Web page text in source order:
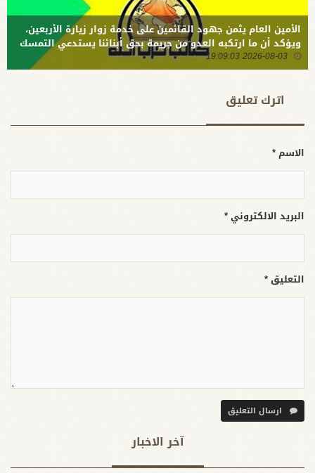
الأمين العام يثمن جهود القائمين على خدمة زوار زيارة الأربعين،
ويؤكد أن ما ارتكبه العدو من جريمة بحق أبنائنا يستدعي التمسك
بالسلاح وتطويره لردع كل من يريد بنا شراً
2026-08-03 19:09:03
اترك تعلیق
الاسم *
البريد الالكتروني *
التعليق *
ارسال التعليق
آخر الاخبار